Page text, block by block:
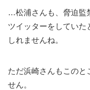
…松浦さんも、脅迫監
ツイッターをしていた
しれませんね。
ただ浜崎さんもこのと
せん。